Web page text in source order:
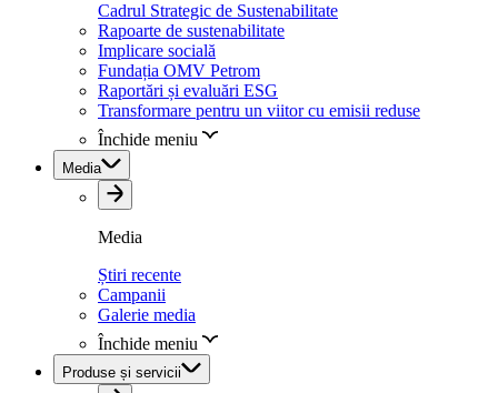
Cadrul Strategic de Sustenabilitate
Rapoarte de sustenabilitate
Implicare socială
Fundația OMV Petrom
Raportări și evaluări ESG
Transformare pentru un viitor cu emisii reduse
Închide meniu
Media
Media
Știri recente
Campanii
Galerie media
Închide meniu
Produse și servicii